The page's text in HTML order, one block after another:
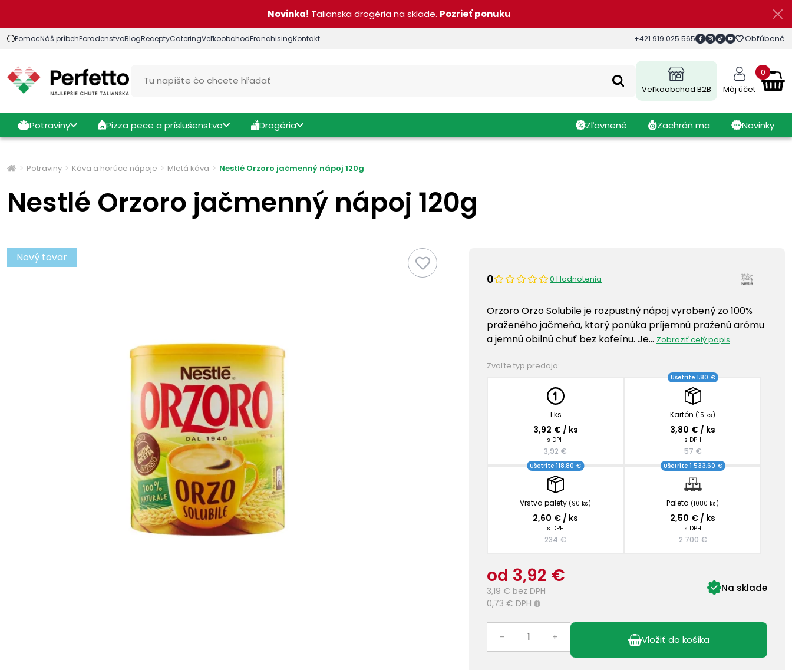
Novinka! Talianska drogéria na sklade. Pozrieť ponuku
PomocNáš príbehPoradenstvoBlogReceptyCateringVeľkoobchodFranchisingKontakt +421 919 025 565 Obľúbené
Veľkoobchod B2B Môj účet
0
Potraviny Pizza pece a príslušenstvo Drogéria Zľavnené Zachráň ma Novinky
Potraviny Káva a horúce nápoje Mletá káva Nestlé Orzoro jačmenný nápoj 120g
Nestlé Orzoro jačmenný nápoj 120g
Nový tovar
0 0 Hodnotenia
Orzoro Orzo Solubile je rozpustný nápoj vyrobený zo 100%
praženého jačmeňa, ktorý ponúka príjemnú praženú arómu
a jemnú obilnú chuť bez kofeínu. Je… Zobraziť celý popis
Zvoľte typ predaja:
1 ks
3,92 € / ks
s DPH
3,92 €
Kartón (15 ks)
Ušetríte 1,80 €
3,80 € / ks
s DPH
57 €
Vrstva palety (90 ks)
Ušetríte 118,80 €
2,60 € / ks
s DPH
234 €
Paleta (1080 ks)
Ušetríte 1 533,60 €
2,50 € / ks
s DPH
2 700 €
od 3,92 €
3,19 € bez DPH
0,73 € DPH i
Na sklade
– + Vložiť do košíka